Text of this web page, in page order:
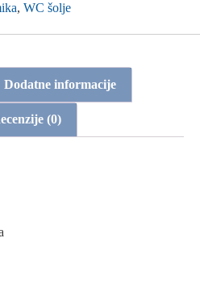
, WC šolje
Dodatne informacije
(0)